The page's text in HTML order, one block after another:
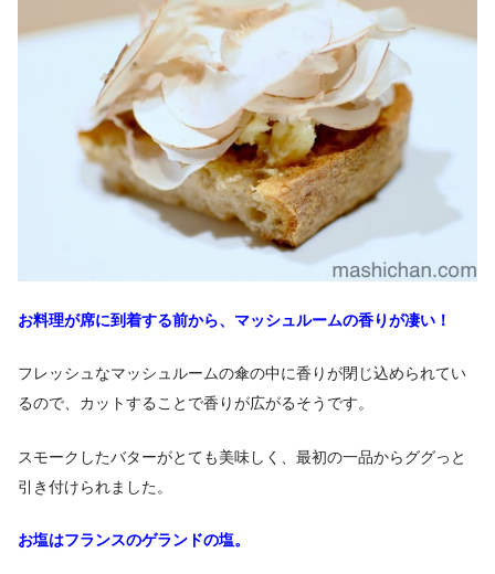
お料理が席に到着する前から、 マッシュルームの香りが凄い！
フレッシュなマッシュルームの傘の中に香りが閉じ込められてい
るので、カットすることで香りが広がるそうです。
スモークしたバターがとても美味しく、最初の一品からググっと
引き付けられました。
お塩はフランスのゲランドの塩。